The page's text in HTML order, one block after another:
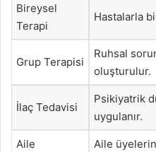
Bireysel
Terapi
Hastalarla
Grup Terapisi
Ruhsal
oluşturulur.
İlaç Tedavisi
Psikiyatrik
uygulanır.
Aile
Aile